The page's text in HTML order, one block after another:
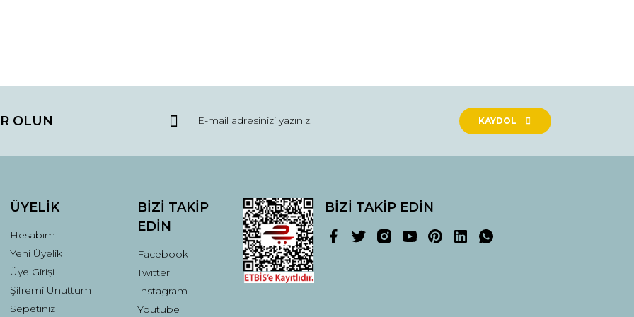
Yorum Yaz
Gönder
OLUN KAYDOL
ÜYELİK
Hesabım
Yeni Üyelik
Üye Girişi
Şifremi Unuttum
Sepetiniz
BİZİ TAKİP
EDİN
Facebook
Twitter
Instagram
Youtube
BİZİ TAKİP EDİN